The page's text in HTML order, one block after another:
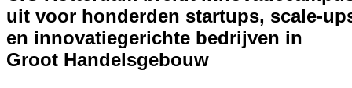
uit voor honderden startups, scale-
en innovatiegerichte bedrijven in
Groot Handelsgebouw